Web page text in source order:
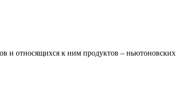
и относящихся к ним продуктов –